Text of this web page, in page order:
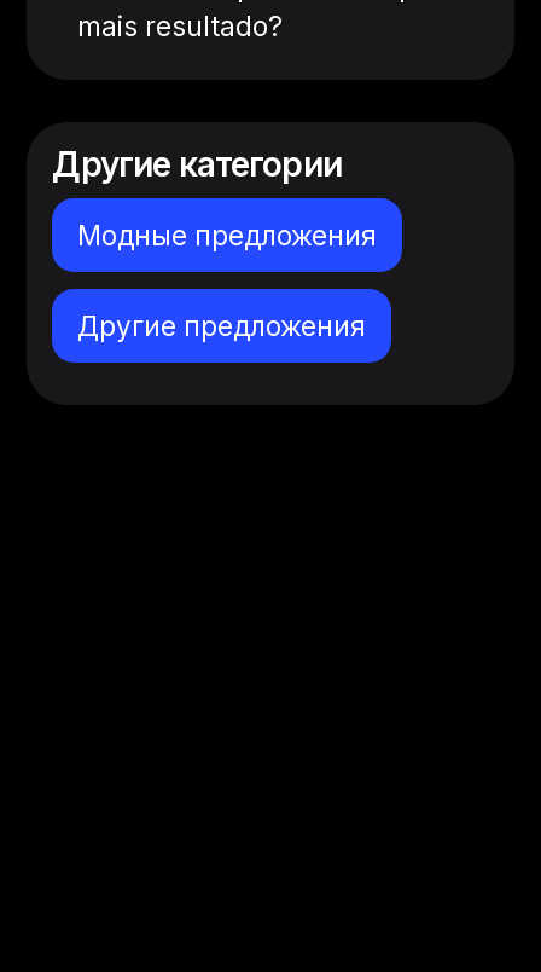
mais resultado?
Другие категории
Модные предложения
Другие предложения